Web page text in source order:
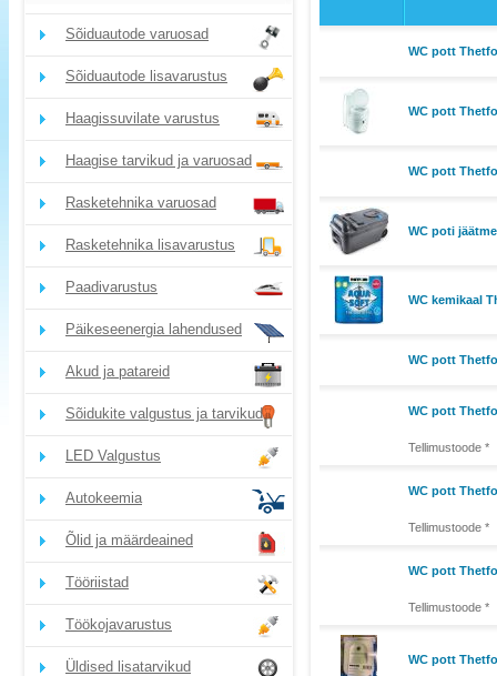
Sõiduautode varuosad
Sõiduautode lisavarustus
Haagissuvilate varustus
Haagise tarvikud ja varuosad
Rasketehnika varuosad
Rasketehnika lisavarustus
Paadivarustus
Päikeseenergia lahendused
Akud ja patareid
Sõidukite valgustus ja tarvikud
LED Valgustus
Autokeemia
Õlid ja määrdeained
Tööriistad
Töökojavarustus
Üldised lisatarvikud
WC pott
WC pott
WC pott
WC poti
WC kemikaal
WC pott
WC pott
Tellimustoode *
WC pott
Tellimustoode *
WC pott
Tellimustoode *
WC pott